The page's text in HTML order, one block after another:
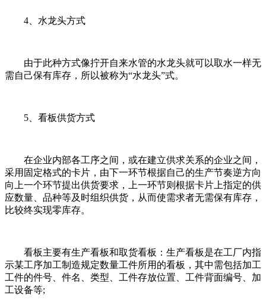
4、水龙头方式
由于此种方式像拧开自来水管的水龙头就可以取水一样无
需自己保有库存，所以被称为“水龙头”式。
5、看板供货方式
在企业内部各工序之间，或在建立供求关系的企业之间，
采用固定格式的卡片，由下一环节根据自己的生产节奏逆方向
向上一个环节提出供货要求，上一环节则根据卡片上指定的供
应数量、品种等及时组织供货，从而使需求者无需保有库存，
比较终实现零库存。
看板主要有生产看板和取货看板：生产看板是在工厂内指
示某工序加工制造规定数量工件所用的看板，其中需包括加工
工件的件号、件名、类型、工件存放位置、工件背面编号、加
工设备等;